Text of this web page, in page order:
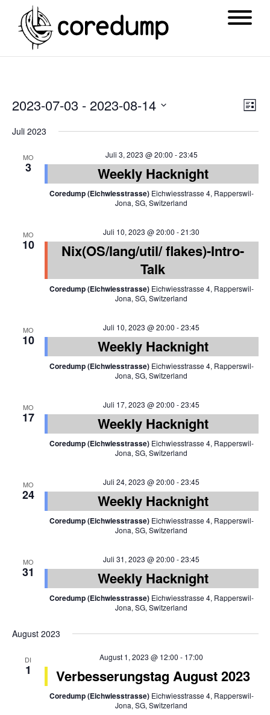
2023-07-03 - 2023-08-14
Juli 2023
MO
3
Juli 3, 2023 @ 20:00 -23:45
Weekly Hacknight
Coredump (Eichwiesstrasse) Eichwiesstrasse 4, Rapperswil-
Jona, SG, Switzerland
MO
10
Juli 10, 2023 @ 20:00 -21:30
Nix(OS/lang/util/ flakes)-Intro-
Talk
Coredump (Eichwiesstrasse) Eichwiesstrasse 4, Rapperswil-
Jona, SG, Switzerland
MO
10
Juli 10, 2023 @ 20:00 -23:45
Weekly Hacknight
Coredump (Eichwiesstrasse) Eichwiesstrasse 4, Rapperswil-
Jona, SG, Switzerland
MO
17
Juli 17, 2023 @ 20:00 -23:45
Weekly Hacknight
Coredump (Eichwiesstrasse) Eichwiesstrasse 4, Rapperswil-
Jona, SG, Switzerland
MO
24
Juli 24, 2023 @ 20:00 -23:45
Weekly Hacknight
Coredump (Eichwiesstrasse) Eichwiesstrasse 4, Rapperswil-
Jona, SG, Switzerland
MO
31
Juli 31, 2023 @ 20:00 -23:45
Weekly Hacknight
Coredump (Eichwiesstrasse) Eichwiesstrasse 4, Rapperswil-
Jona, SG, Switzerland
August 2023
DI
1
August 1, 2023 @ 12:00 - 17:00
Verbesserungstag August 2023
Coredump (Eichwiesstrasse) Eichwiesstrasse 4, Rapperswil-
Jona, SG, Switzerland